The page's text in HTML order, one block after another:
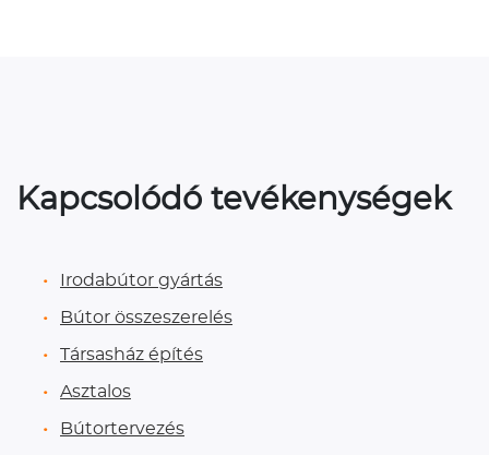
Kapcsolódó tevékenységek
Irodabútor gyártás
Bútor összeszerelés
Társasház építés
Asztalos
Bútortervezés